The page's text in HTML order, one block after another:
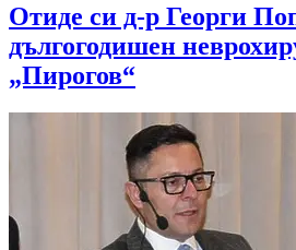
Отиде си д-р Георги
дългогодишен
„Пирогов“